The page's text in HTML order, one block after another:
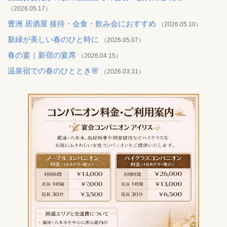
（2026.05.17）
豊洲 居酒屋 接待・会食・飲み会におすすめ （2026.05.10）
新緑が美しい春のひと時に （2026.05.07）
春の宴｜新宿の宴席 （2026.04.15）
温泉宿での春のひととき🌸 （2026.03.31）